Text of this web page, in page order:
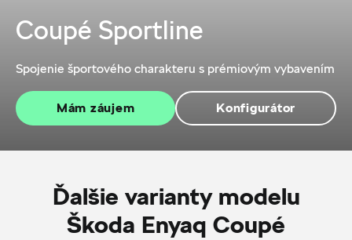
Coupé Sportline
Spojenie športového charakteru s prémiovým vybavením
Mám záujem Konfigurátor
Ďalšie varianty modelu
Škoda Enyaq Coupé